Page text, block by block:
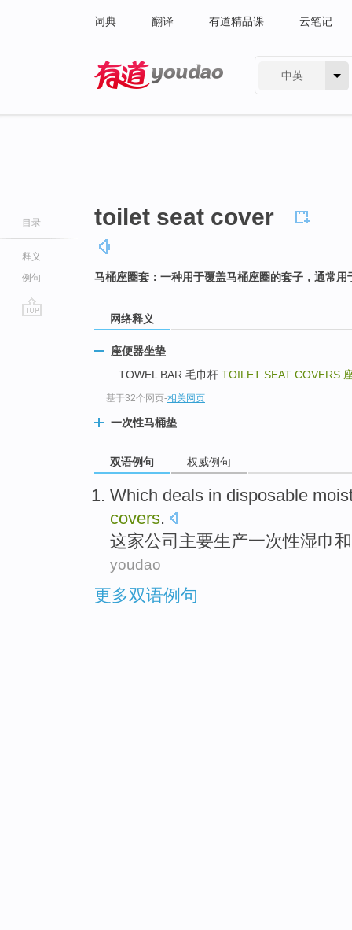
词典 翻译 有道精品课 云笔记
中英
目录
释义
例句
toilet seat cover
马桶座圈套：一种用于覆盖马桶座圈的套子，通常
网络释义
座便器坐垫
... TOWEL BAR 毛巾杆 TOILET SEAT COVERS
基于32个网页-相关网页
一次性马桶垫
双语例句 权威例句
Which deals in disposable
covers.
这家公司 主要生产一次性湿巾和
youdao
更多双语例句